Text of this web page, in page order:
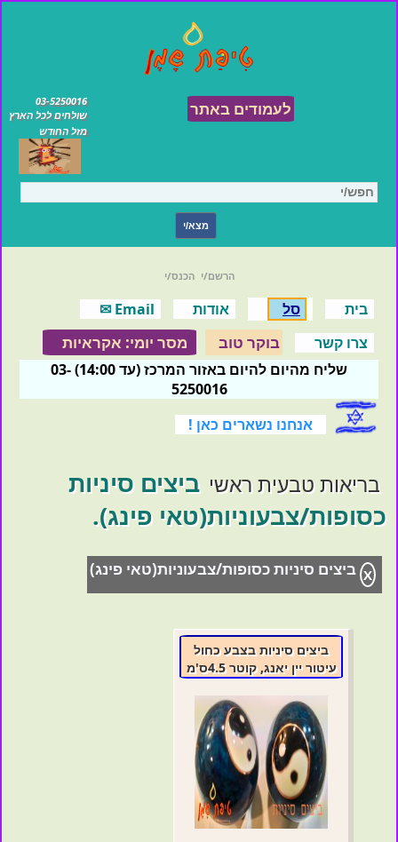
03-5250016
שולחים לכל הארץ
מזל החודש
לעמודים באתר
הרשם/י הכנס/י
בית סל אודות
Email ✉
צרו קשר
בוקר טוב מסר יומי: אקראיות
שליח מהיום להיום באזור המרכז (עד 14:00) 03-
5250016
אנחנו נשארים כאן !
בריאות טבעית ראשי ביצים סיניות
כסופות/צבעוניות(טאי פינג).
X ביצים סיניות כסופות/צבעוניות(טאי פינג)
ביצים סיניות בצבע כחול
עיטור יין יאנג, קוטר 4.5ס'מ